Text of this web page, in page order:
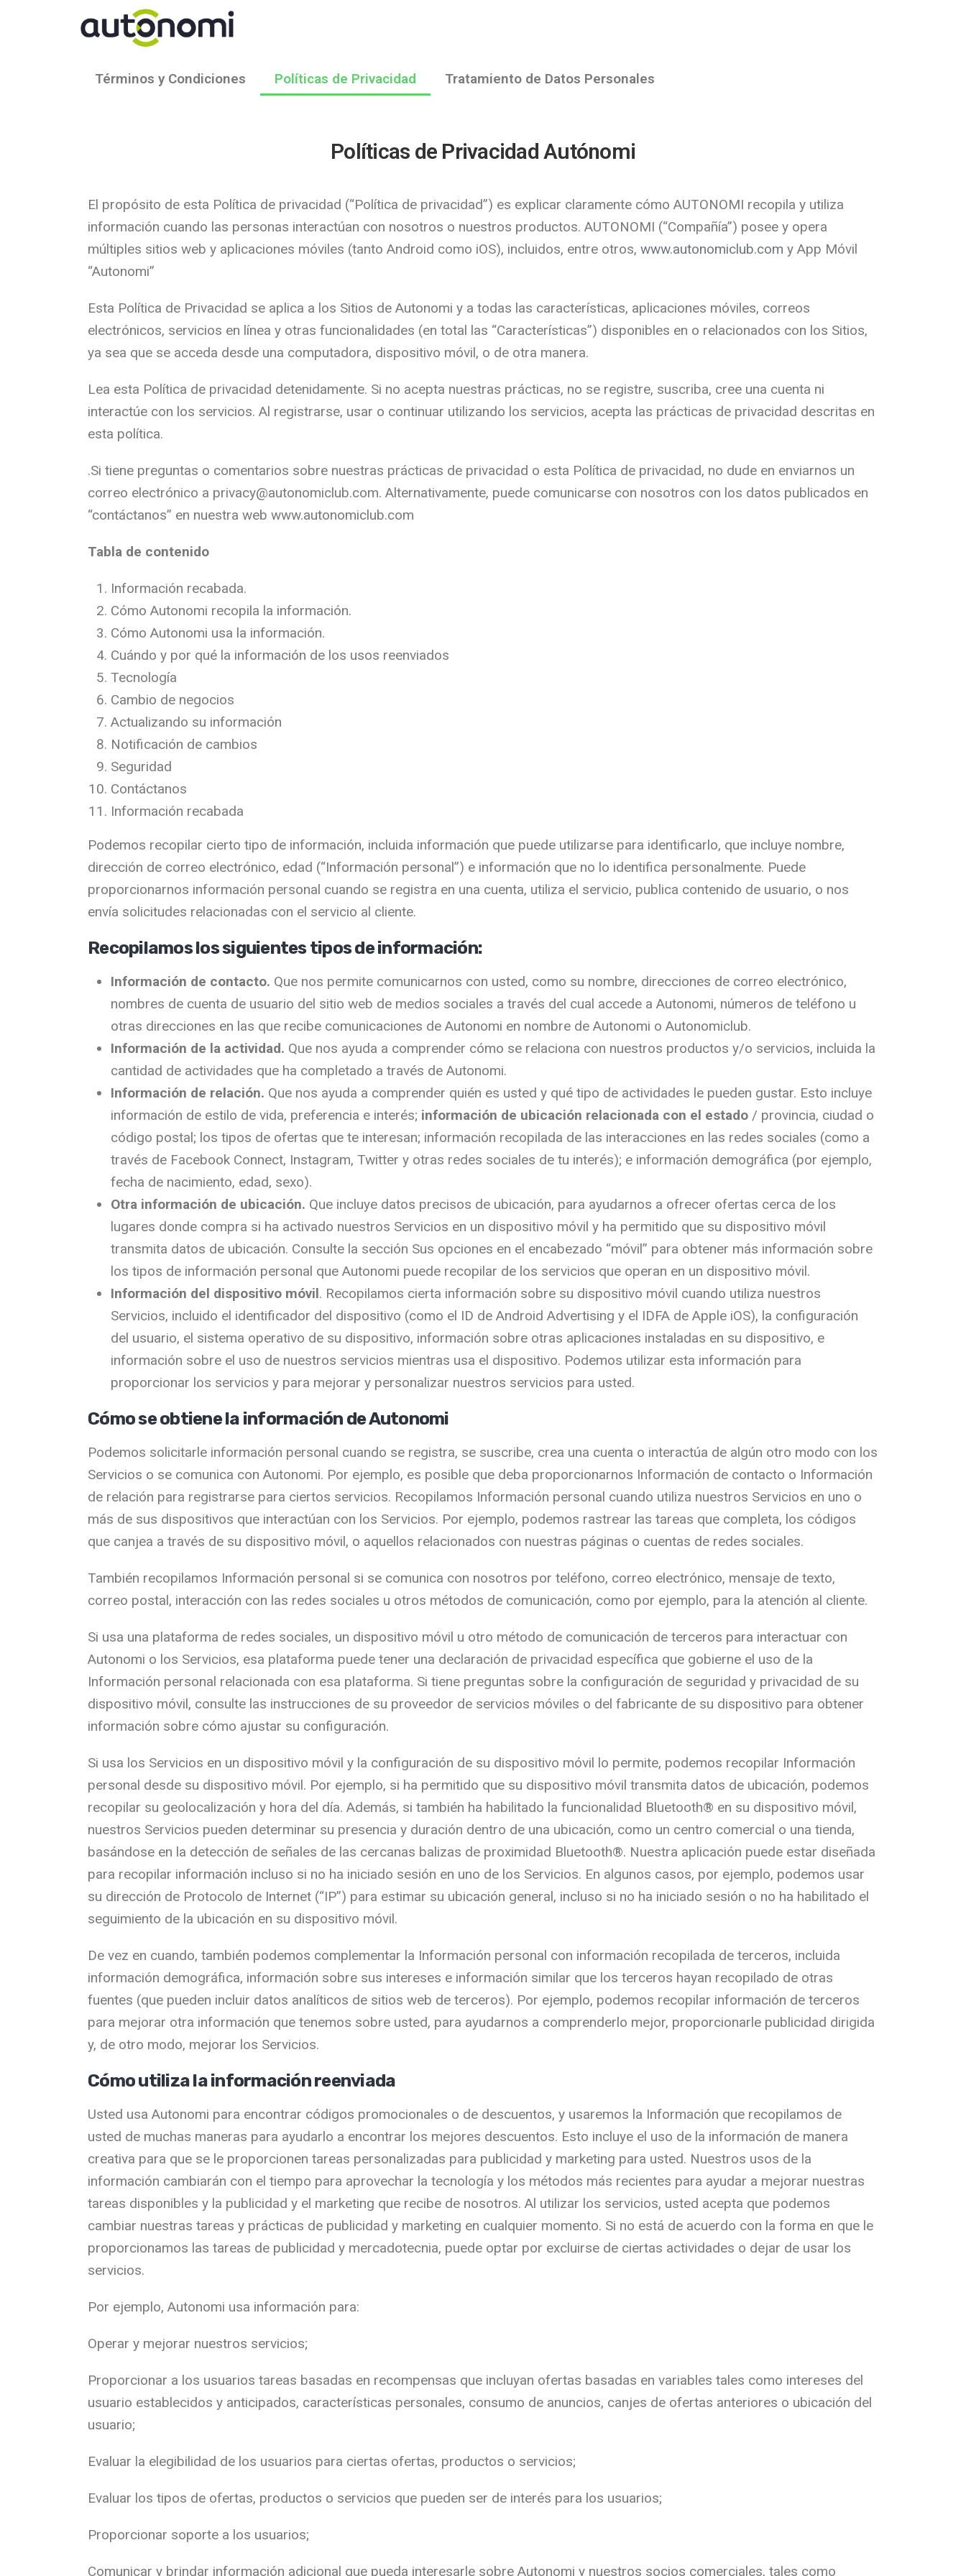
Términos y Condiciones Políticas de Privacidad Tratamiento de Datos Personales
Políticas de Privacidad Autónomi
El propósito de esta Política de privacidad (“Política de privacidad”) es explicar claramente cómo AUTONOMI recopila y utiliza
información cuando las personas interactúan con nosotros o nuestros productos. AUTONOMI (“Compañía”) posee y opera
múltiples sitios web y aplicaciones móviles (tanto Android como iOS), incluidos, entre otros, www.autonomiclub.com y App Móvil
“Autonomi”
Esta Política de Privacidad se aplica a los Sitios de Autonomi y a todas las características, aplicaciones móviles, correos
electrónicos, servicios en línea y otras funcionalidades (en total las “Características”) disponibles en o relacionados con los Sitios,
ya sea que se acceda desde una computadora, dispositivo móvil, o de otra manera.
Lea esta Política de privacidad detenidamente. Si no acepta nuestras prácticas, no se registre, suscriba, cree una cuenta ni
interactúe con los servicios. Al registrarse, usar o continuar utilizando los servicios, acepta las prácticas de privacidad descritas en
esta política.
.Si tiene preguntas o comentarios sobre nuestras prácticas de privacidad o esta Política de privacidad, no dude en enviarnos un
correo electrónico a privacy@autonomiclub.com. Alternativamente, puede comunicarse con nosotros con los datos publicados en
“contáctanos” en nuestra web www.autonomiclub.com
Tabla de contenido
Información recabada.
Cómo Autonomi recopila la información.
Cómo Autonomi usa la información.
Cuándo y por qué la información de los usos reenviados
Tecnología
Cambio de negocios
Actualizando su información
Notificación de cambios
Seguridad
Contáctanos
Información recabada
Podemos recopilar cierto tipo de información, incluida información que puede utilizarse para identificarlo, que incluye nombre,
dirección de correo electrónico, edad (“Información personal”) e información que no lo identifica personalmente. Puede
proporcionarnos información personal cuando se registra en una cuenta, utiliza el servicio, publica contenido de usuario, o nos
envía solicitudes relacionadas con el servicio al cliente.
Recopilamos los siguientes tipos de información:
Información de contacto. Que nos permite comunicarnos con usted, como su nombre, direcciones de correo electrónico,
nombres de cuenta de usuario del sitio web de medios sociales a través del cual accede a Autonomi, números de teléfono u
otras direcciones en las que recibe comunicaciones de Autonomi en nombre de Autonomi o Autonomiclub.
Información de la actividad. Que nos ayuda a comprender cómo se relaciona con nuestros productos y/o servicios, incluida la
cantidad de actividades que ha completado a través de Autonomi.
Información de relación. Que nos ayuda a comprender quién es usted y qué tipo de actividades le pueden gustar. Esto incluye
información de estilo de vida, preferencia e interés; información de ubicación relacionada con el estado / provincia, ciudad o
código postal; los tipos de ofertas que te interesan; información recopilada de las interacciones en las redes sociales (como a
través de Facebook Connect, Instagram, Twitter y otras redes sociales de tu interés); e información demográfica (por ejemplo,
fecha de nacimiento, edad, sexo).
Otra información de ubicación. Que incluye datos precisos de ubicación, para ayudarnos a ofrecer ofertas cerca de los
lugares donde compra si ha activado nuestros Servicios en un dispositivo móvil y ha permitido que su dispositivo móvil
transmita datos de ubicación. Consulte la sección Sus opciones en el encabezado “móvil” para obtener más información sobre
los tipos de información personal que Autonomi puede recopilar de los servicios que operan en un dispositivo móvil.
Información del dispositivo móvil. Recopilamos cierta información sobre su dispositivo móvil cuando utiliza nuestros
Servicios, incluido el identificador del dispositivo (como el ID de Android Advertising y el IDFA de Apple iOS), la configuración
del usuario, el sistema operativo de su dispositivo, información sobre otras aplicaciones instaladas en su dispositivo, e
información sobre el uso de nuestros servicios mientras usa el dispositivo. Podemos utilizar esta información para
proporcionar los servicios y para mejorar y personalizar nuestros servicios para usted.
Cómo se obtiene la información de Autonomi
Podemos solicitarle información personal cuando se registra, se suscribe, crea una cuenta o interactúa de algún otro modo con los
Servicios o se comunica con Autonomi. Por ejemplo, es posible que deba proporcionarnos Información de contacto o Información
de relación para registrarse para ciertos servicios. Recopilamos Información personal cuando utiliza nuestros Servicios en uno o
más de sus dispositivos que interactúan con los Servicios. Por ejemplo, podemos rastrear las tareas que completa, los códigos
que canjea a través de su dispositivo móvil, o aquellos relacionados con nuestras páginas o cuentas de redes sociales.
También recopilamos Información personal si se comunica con nosotros por teléfono, correo electrónico, mensaje de texto,
correo postal, interacción con las redes sociales u otros métodos de comunicación, como por ejemplo, para la atención al cliente.
Si usa una plataforma de redes sociales, un dispositivo móvil u otro método de comunicación de terceros para interactuar con
Autonomi o los Servicios, esa plataforma puede tener una declaración de privacidad específica que gobierne el uso de la
Información personal relacionada con esa plataforma. Si tiene preguntas sobre la configuración de seguridad y privacidad de su
dispositivo móvil, consulte las instrucciones de su proveedor de servicios móviles o del fabricante de su dispositivo para obtener
información sobre cómo ajustar su configuración.
Si usa los Servicios en un dispositivo móvil y la configuración de su dispositivo móvil lo permite, podemos recopilar Información
personal desde su dispositivo móvil. Por ejemplo, si ha permitido que su dispositivo móvil transmita datos de ubicación, podemos
recopilar su geolocalización y hora del día. Además, si también ha habilitado la funcionalidad Bluetooth® en su dispositivo móvil,
nuestros Servicios pueden determinar su presencia y duración dentro de una ubicación, como un centro comercial o una tienda,
basándose en la detección de señales de las cercanas balizas de proximidad Bluetooth®. Nuestra aplicación puede estar diseñada
para recopilar información incluso si no ha iniciado sesión en uno de los Servicios. En algunos casos, por ejemplo, podemos usar
su dirección de Protocolo de Internet (“IP”) para estimar su ubicación general, incluso si no ha iniciado sesión o no ha habilitado el
seguimiento de la ubicación en su dispositivo móvil.
De vez en cuando, también podemos complementar la Información personal con información recopilada de terceros, incluida
información demográfica, información sobre sus intereses e información similar que los terceros hayan recopilado de otras
fuentes (que pueden incluir datos analíticos de sitios web de terceros). Por ejemplo, podemos recopilar información de terceros
para mejorar otra información que tenemos sobre usted, para ayudarnos a comprenderlo mejor, proporcionarle publicidad dirigida
y, de otro modo, mejorar los Servicios.
Cómo utiliza la información reenviada
Usted usa Autonomi para encontrar códigos promocionales o de descuentos, y usaremos la Información que recopilamos de
usted de muchas maneras para ayudarlo a encontrar los mejores descuentos. Esto incluye el uso de la información de manera
creativa para que se le proporcionen tareas personalizadas para publicidad y marketing para usted. Nuestros usos de la
información cambiarán con el tiempo para aprovechar la tecnología y los métodos más recientes para ayudar a mejorar nuestras
tareas disponibles y la publicidad y el marketing que recibe de nosotros. Al utilizar los servicios, usted acepta que podemos
cambiar nuestras tareas y prácticas de publicidad y marketing en cualquier momento. Si no está de acuerdo con la forma en que le
proporcionamos las tareas de publicidad y mercadotecnia, puede optar por excluirse de ciertas actividades o dejar de usar los
servicios.
Por ejemplo, Autonomi usa información para:
Operar y mejorar nuestros servicios;
Proporcionar a los usuarios tareas basadas en recompensas que incluyan ofertas basadas en variables tales como intereses del
usuario establecidos y anticipados, características personales, consumo de anuncios, canjes de ofertas anteriores o ubicación del
usuario;
Evaluar la elegibilidad de los usuarios para ciertas ofertas, productos o servicios;
Evaluar los tipos de ofertas, productos o servicios que pueden ser de interés para los usuarios;
Proporcionar soporte a los usuarios;
Comunicar y brindar información adicional que pueda interesarle sobre Autonomi y nuestros socios comerciales, tales como